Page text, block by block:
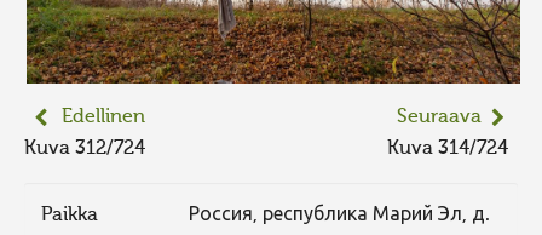
Edellinen
Kuva 312/724
Seuraava
Kuva 314/724
Paikka
Россия, республика Марий Эл, д.